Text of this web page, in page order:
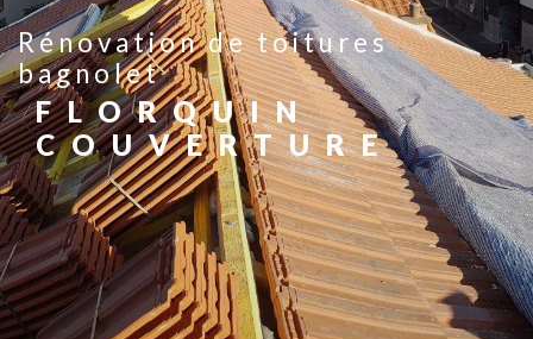
rénovation de toitures
bagnolet
FLORQUIN
COUVERTURE